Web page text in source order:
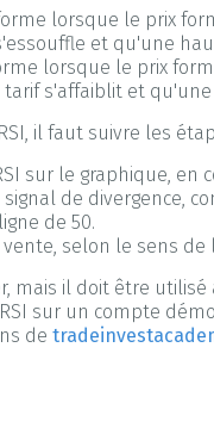
lorsque le prix
et qu'une
lorsque le prix
s'affaiblit et
il faut suivre les
sur le graphique, en
de divergence,
de 50.
selon le sens
mais il doit être
sur un compte
de